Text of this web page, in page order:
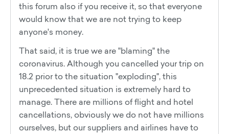
this forum also if you receive it, so that everyone
would know that we are not trying to keep
anyone's money.
That said, it is true we are "blaming" the
coronavirus. Although you cancelled your trip on
18.2 prior to the situation "exploding", this
unprecedented situation is extremely hard to
manage. There are millions of flight and hotel
cancellations, obviously we do not have millions
ourselves, but our suppliers and airlines have to